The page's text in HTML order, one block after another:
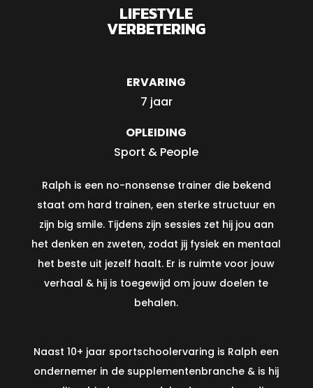
LIFESTYLE
VERBETERING
ERVARING
7 jaar
OPLEIDING
Sport & People
Ralph is een no-nonsense trainer die bekend
staat om hard trainen, een sterke structuur en
zijn big smile. Tijdens zijn sessies zet hij jou aan
het denken en zweten, zodat jij fysiek en mentaal
het beste uit jezelf haalt. Er is ruimte voor jouw
verhaal & hij is toegewijd om jouw doelen te
behalen.
Naast 10+ jaar sportschoolervaring is Ralph een
ondernemer in de supplementenbranche & is hij